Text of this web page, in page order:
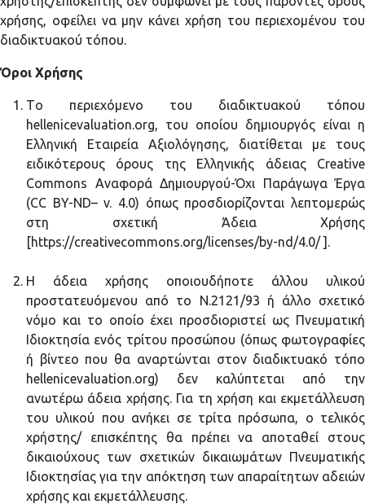
χρήσης, οφείλει να μην κάνει χρήση του περιεχομένου του
διαδικτυακού τόπου.
Όροι Χρήσης
Tο περιεχόμενο του διαδικτυακού τόπου
hellenicevaluation.org, του οποίου δημιουργός είναι η
Ελληνική Εταιρεία Αξιολόγησης, διατίθεται με τους
ειδικότερους όρους της Ελληνικής άδειας Creative
Commons Αναφορά Δημιουργού-Όχι Παράγωγα Έργα
(CC BY-ND– v. 4.0) όπως προσδιορίζονται λεπτομερώς
στη σχετική Άδεια Χρήσης
[https://creativecommons.org/licenses/by-nd/4.0/ ].
Η άδεια χρήσης οποιουδήποτε άλλου υλικού
προστατευόμενου από το Ν.2121/93 ή άλλο σχετικό
νόμο και το οποίο έχει προσδιοριστεί ως Πνευματική
Ιδιοκτησία ενός τρίτου προσώπου (όπως φωτογραφίες
ή βίντεο που θα αναρτώνται στον διαδικτυακό τόπο
hellenicevaluation.org) δεν καλύπτεται από την
ανωτέρω άδεια χρήσης. Για τη χρήση και εκμετάλλευση
του υλικού που ανήκει σε τρίτα πρόσωπα, ο τελικός
χρήστης/ επισκέπτης θα πρέπει να αποταθεί στους
δικαιούχους των σχετικών δικαιωμάτων Πνευματικής
Ιδιοκτησίας για την απόκτηση των απαραίτητων αδειών
χρήσης και εκμετάλλευσης.